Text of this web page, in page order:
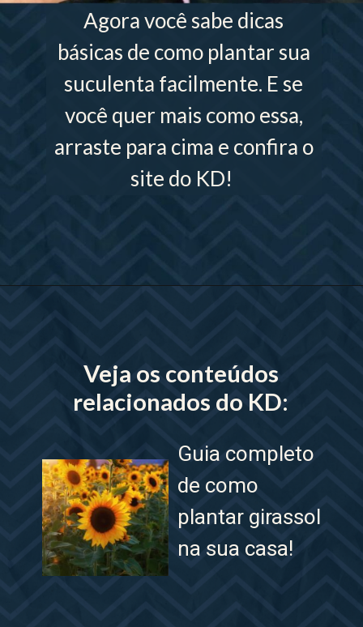
Agora você sabe dicas
básicas de como plantar sua
suculenta facilmente. E se
você quer mais como essa,
arraste para cima e confira o
site do KD!
Veja os conteúdos
relacionados do KD:
Guia completo
de como
plantar girassol
na sua casa!